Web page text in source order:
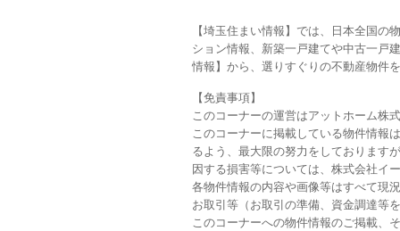
【埼玉住まい情報】では、日本全国
ション情報、新築一戸建てや中古一戸
情報】から、選りすぐりの不動産物件
【免責事項】
このコーナーの運営はアットホーム株
このコーナーに掲載している物件情報
るよう、最大限の努力をしております
因する損害等については、株式会社イ
各物件情報の内容や画像等はすべて現
お取引等（お取引の準備、資金調達等
このコーナーへの物件情報のご掲載、